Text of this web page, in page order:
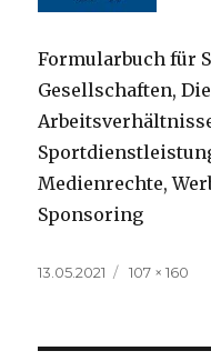
Formularbuch für
Gesellschaften,
Medienrechte,
Sponsoring
Veröffentlicht
13.05.2021
Volle
107 × 160